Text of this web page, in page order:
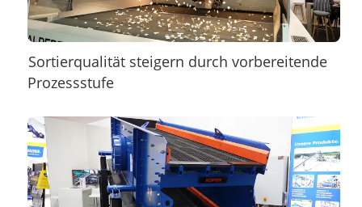
Sortierqualität steigern durch vorbereitende
Prozessstufe